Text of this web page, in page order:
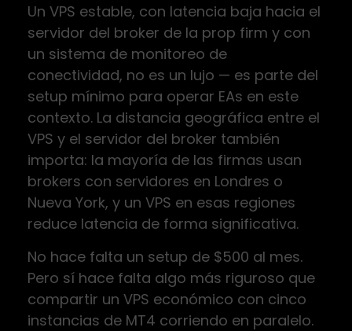
Un VPS estable, con latencia baja hacia el
servidor del broker de la prop firm y con
un sistema de monitoreo de
conectividad, no es un lujo — es parte del
setup mínimo para operar EAs en este
contexto. La distancia geográfica entre el
VPS y el servidor del broker también
importa: la mayoría de las firmas usan
brokers con servidores en Londres o
Nueva York, y un VPS en esas regiones
reduce latencia de forma significativa.
No hace falta un setup de $500 al mes.
Pero sí hace falta algo más riguroso que
compartir un VPS económico con cinco
instancias de MT4 corriendo en paralelo.